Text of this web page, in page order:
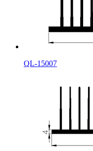
QL-15007